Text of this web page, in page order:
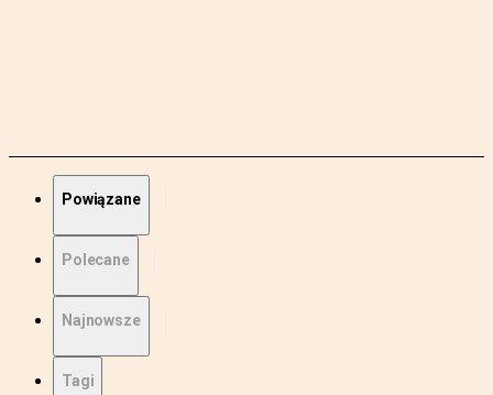
Powiązane
Polecane
Najnowsze
Tagi